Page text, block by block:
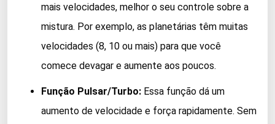
mais velocidades, melhor o seu controle sobre a
mistura. Por exemplo, as planetárias têm muitas
velocidades (8, 10 ou mais) para que você
comece devagar e aumente aos poucos.
Função Pulsar/Turbo: Essa função dá um
aumento de velocidade e força rapidamente. Sem